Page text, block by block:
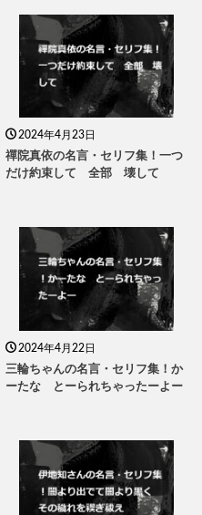
2024年4月23日
禪院真依の名言・セリフ集！一つ
だけ約束して 全部 壊して
2024年4月22日
三輪ちゃんの名言・セリフ集！か
ーたな とーられちゃったーよー